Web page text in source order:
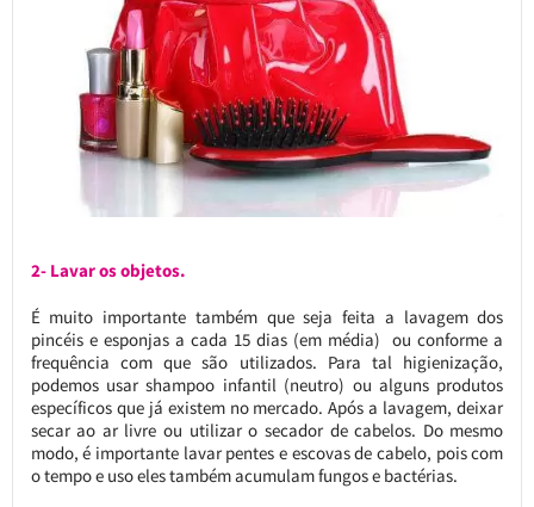
2- Lavar os objetos.
É muito importante também que seja feita a lavagem dos
pincéis e esponjas a cada 15 dias (em média) ou conforme a
frequência com que são utilizados. Para tal higienização,
podemos usar shampoo infantil (neutro) ou alguns produtos
específicos que já existem no mercado. Após a lavagem, deixar
secar ao ar livre ou utilizar o secador de cabelos. Do mesmo
modo, é importante lavar pentes e escovas de cabelo, pois com
o tempo e uso eles também acumulam fungos e bactérias.